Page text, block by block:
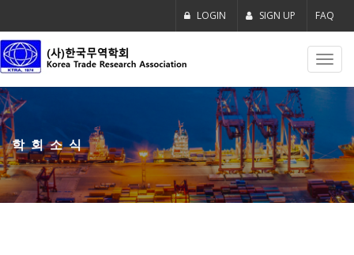
LOGIN SIGN UP FAQ
학회소식